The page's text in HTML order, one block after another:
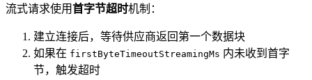
流式请求使用首字节超时机制：
建立连接后，等待供应商返回第一个数据块
如果在 firstByteTimeoutStreamingMs 内未收到首字
节，触发超时